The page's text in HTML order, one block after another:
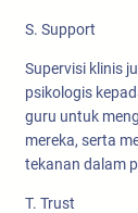
S. Support
Supervisi klinis
psikologis
guru untuk
mereka, serta
tekanan dalam
T. Trust